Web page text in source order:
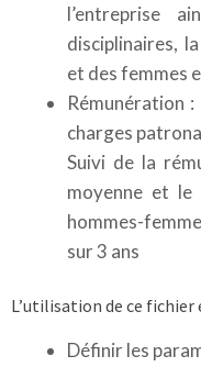
l’entreprise
disciplinaires,
et des femmes
Rémunération
charges
Suivi de la
moyenne et le
hommes-
sur 3 ans
L’utilisation de ce
Définir les